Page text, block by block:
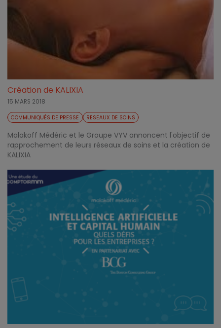
Création de KALIXIA
15 MARS 2018
COMMUNIQUÉS DE PRESSE RESEAUX DE SOINS
Malakoff Médéric et le Groupe VYV annoncent l'objectif de
rapprochement de leurs réseaux de soins et la création de
KALIXIA